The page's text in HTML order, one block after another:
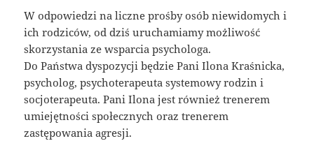
W odpowiedzi na liczne prośby osób niewidomych i
ich rodziców, od dziś uruchamiamy możliwość
skorzystania ze wsparcia psychologa.
Do Państwa dyspozycji będzie Pani Ilona Kraśnicka,
psycholog, psychoterapeuta systemowy rodzin i
socjoterapeuta. Pani Ilona jest również trenerem
umiejętności społecznych oraz trenerem
zastępowania agresji.